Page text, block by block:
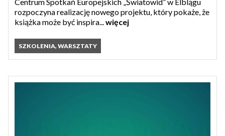
rozpoczyna realizację nowego projektu, który pokaże, że
książka może być inspira...więcej
SZKOLENIA, WARSZTATY